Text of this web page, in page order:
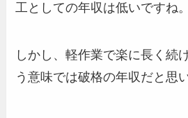
工としての年収は低いですね。
しかし、軽作業で楽に長く続
う意味では破格の年収だと思